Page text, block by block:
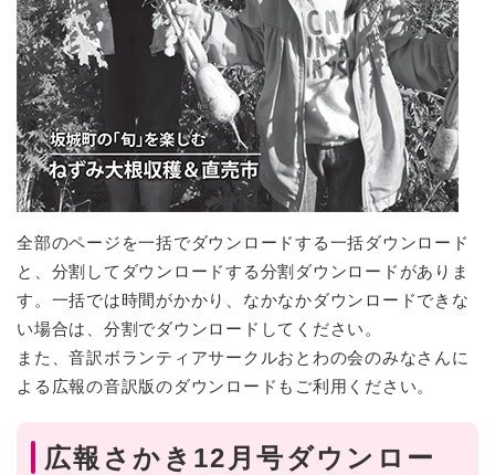
全部のページを一括でダウンロードする一括ダウンロード
と、分割してダウンロードする分割ダウンロードがありま
す。一括では時間がかかり、なかなかダウンロードできな
い場合は、分割でダウンロードしてください。
また、音訳ボランティアサークルおとわの会のみなさんに
よる広報の音訳版のダウンロードもご利用ください。
広報さかき12月号ダウンロー